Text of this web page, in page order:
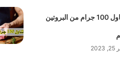
كيفية تناول 100 جرام من البروتين